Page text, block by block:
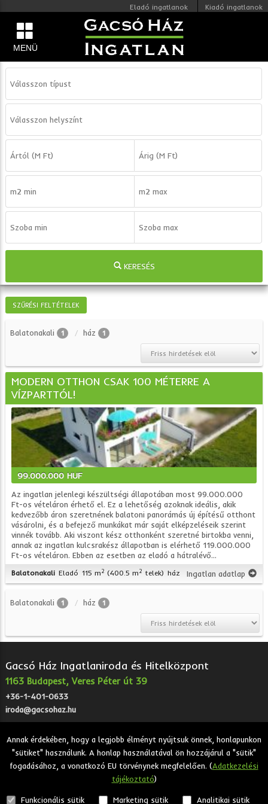
MENÜ
Eladó ingatlanok Kiadó ingatlanok
Annak érdekében, hogy a legjobb élményt nyújtsuk önnek, honlapunkon
"sütiket" használunk. A honlap használatával ön hozzájárul a "sütik"
fogadásához, a vonatkozó EU törvénynek megfelelően. (Adatkezelési
tájékoztató)
Funkcionális sütik Marketing sütik Analitikai sütik
KERESÉS
SZŰRÉSI FELTÉTELEK
Balatonakali 1 ház 1
MODERN OTTHON CSAK 100 MÉTERRE A
VÍZPARTTÓL!
99.000.000 HUF
Az ingatlan jelenlegi készültségi állapotában most 99.000.000
Ft-os vételáron érhető el. Ez a lehetőség azoknak ideális, akik
kedvezőbb áron szeretnének balatoni panorámás új építésű otthont
vásárolni, és a befejező munkákat már saját elképzeléseik szerint
vinnék tovább. Aki viszont kész otthonként szeretné birtokba venni,
annak az ingatlan kulcsrakész állapotban is elérhető 119.000.000
Ft-os vételáron. Ebben az esetben az eladó a hátralévő...
Balatonakali Eladó 115 m2 (400.5 m2 telek) ház Ingatlan adatlap
Balatonakali 1 ház 1
Gacsó Ház Ingatlaniroda és Hitelközpont
1163 Budapest, Veres Péter út 39
+36-1-401-0633
iroda@gacsohaz.hu
2026 © Gacsó Ház Ingatlaniroda és Hitelközpont - Eladó,
kiadó, bérbeadó ingatlanok.